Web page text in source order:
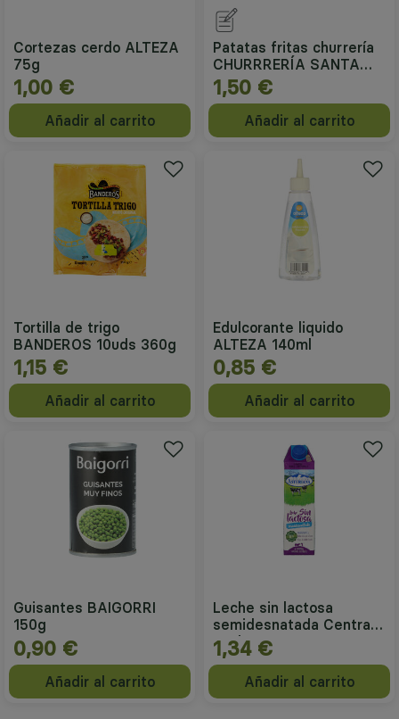
Cortezas cerdo ALTEZA
75g
1,00 €
Añadir al carrito
Patatas fritas churrería
CHURRRERÍA SANTA
ANA 140g
1,50 €
Añadir al carrito
Tortilla de trigo
BANDEROS 10uds 360g
1,15 €
Añadir al carrito
Edulcorante liquido
ALTEZA 140ml
0,85 €
Añadir al carrito
Guisantes BAIGORRI
150g
0,90 €
Añadir al carrito
Leche sin lactosa
semidesnatada Central
Lechera ASTURIANA 1L
1,34 €
Añadir al carrito